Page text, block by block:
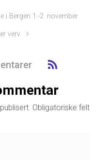
i Bergen 1.-2. november
verv
Obligatoriske felt